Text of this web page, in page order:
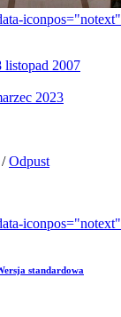
iconpos="notext"
listopad 2007
2023
/Odpust
iconpos="notext"
standardowa